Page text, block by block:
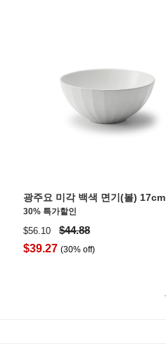
광주요 미각 백색 면기(볼) 17cm
30% 특가할인
$56.10$44.88
$39.27 (30% off)